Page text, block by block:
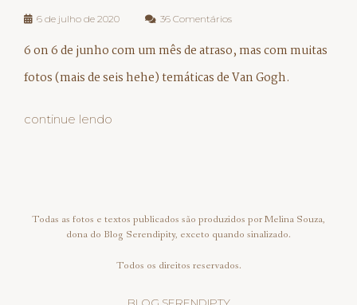
6 de julho de 2020 36 Comentários
6 on 6 de junho com um mês de atraso, mas com muitas
fotos (mais de seis hehe) temáticas de Van Gogh.
continue lendo
Todas as fotos e textos publicados são produzidos por Melina Souza,
dona do Blog Serendipity, exceto quando sinalizado.
Todos os direitos reservados.